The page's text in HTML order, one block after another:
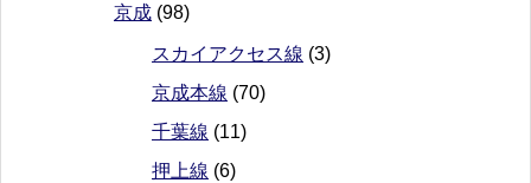
京成 (98)
スカイアクセス線 (3)
京成本線 (70)
千葉線 (11)
押上線 (6)